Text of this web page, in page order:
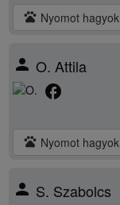
pets Nyomot hagyok
person O. Attila
facebook
pets Nyomot hagyok
person S. Szabolcs